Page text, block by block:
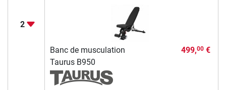
2
Banc de musculation
Taurus B950
499,00€